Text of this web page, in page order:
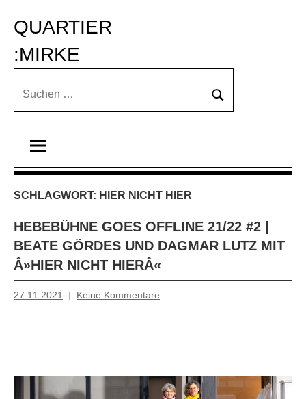
Inhalt
springen
QUARTIER
:MIRKE
Suchen
Suchen
SCHLAGWORT: HIER NICHT HIER
HEBEBÜHNE GOES OFFLINE 21/22 #2 |
BEATE GÖRDES UND DAGMAR LUTZ MIT
Â»HIER NICHT HIERÂ«
27.11.2021
Mosche
Keine Kommentare